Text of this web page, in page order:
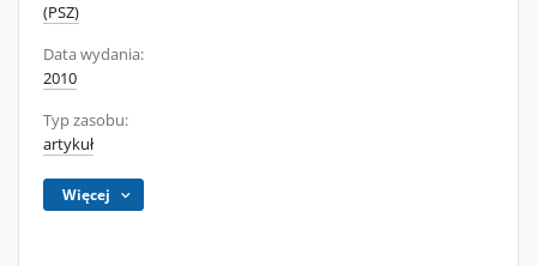
(PSZ)
Data wydania:
2010
Typ zasobu:
artykuł
Więcej